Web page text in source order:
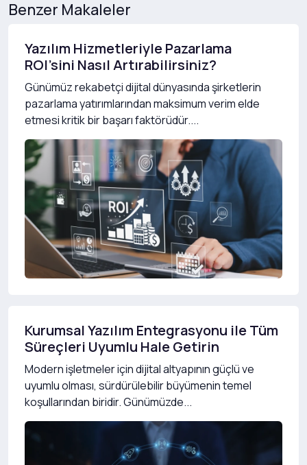
Benzer Makaleler
Yazılım Hizmetleriyle Pazarlama
ROI’sini Nasıl Artırabilirsiniz?
Günümüz rekabetçi dijital dünyasında şirketlerin
pazarlama yatırımlarından maksimum verim elde
etmesi kritik bir başarı faktörüdür....
Kurumsal Yazılım Entegrasyonu ile Tüm
Süreçleri Uyumlu Hale Getirin
Modern işletmeler için dijital altyapının güçlü ve
uyumlu olması, sürdürülebilir büyümenin temel
koşullarından biridir. Günümüzde...